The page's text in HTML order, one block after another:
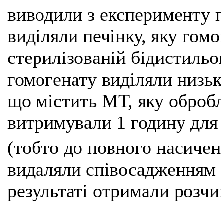
виводили з
виділяли печінку, яку
стерилізованій
гомогенату виділяли
що містить МТ, яку
витримували 1 годину
(тобто до повного
видаляли
результаті отримали